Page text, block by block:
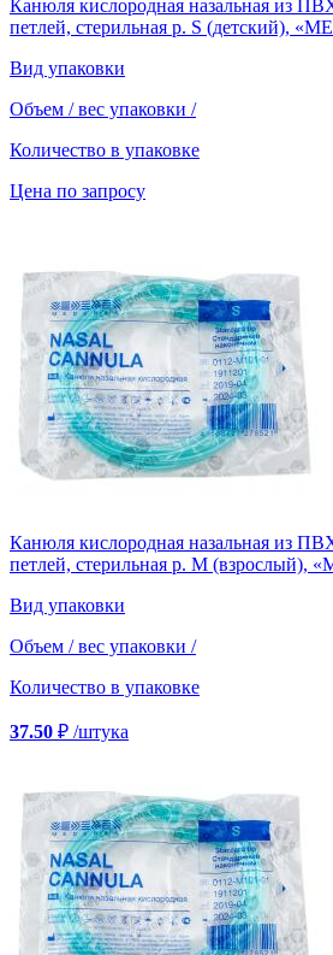
Канюля кислородная назальная из
петлей, стерильная р. S (детский),
Вид упаковки
Объем / вес упаковки /
Количество в упаковке
Цена по запросу
Канюля кислородная назальная из
петлей, стерильная р. М (взрослый),
Вид упаковки
Объем / вес упаковки /
Количество в упаковке
37.50 ₽ /штука